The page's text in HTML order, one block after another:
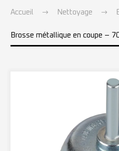
Accueil Nettoyage
Brosse métallique en coupe –